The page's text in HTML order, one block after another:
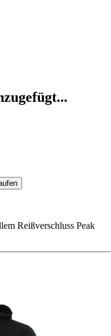
Reißverschluss Peak